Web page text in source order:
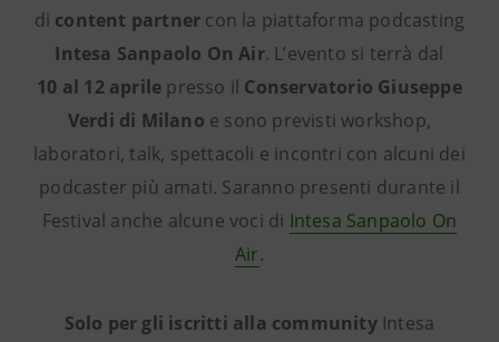
di content partner con la piattaforma podcasting
Intesa Sanpaolo On Air. L’evento si terrà dal
10 al 12 aprile presso il Conservatorio Giuseppe
Verdi di Milano e sono previsti workshop,
laboratori, talk, spettacoli e incontri con alcuni dei
podcaster più amati. Saranno presenti durante il
Festival anche alcune voci di Intesa Sanpaolo On
Air.
Solo per gli iscritti alla communityIntesa